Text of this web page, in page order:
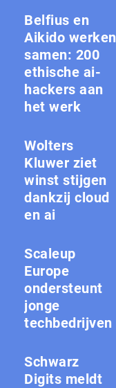
Belfius en
Aikido werken
samen: 200
ethische ai-
hackers aan
het werk
Wolters
Kluwer ziet
winst stijgen
dankzij cloud
en ai
Scaleup
Europe
ondersteunt
jonge
techbedrijven
Schwarz
Digits meldt